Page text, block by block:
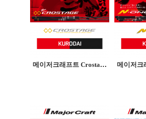
메이저크래프트 Crostage-X KURODAI크로스테이지 감성돔로드